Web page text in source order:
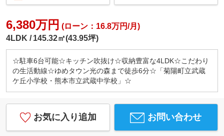
6,380万円 (ローン：16.8万円/月)
4LDK
145.32㎡(43.95坪)
☆駐車6台可能☆キッチン吹抜け☆収納豊富な4LDK☆こだわり
の生活動線☆ゆめタウン光の森まで徒歩6分☆「菊陽町立武蔵
ケ丘小学校・熊本市立武蔵中学校」☆
お気に入り追加 お問い合わせ